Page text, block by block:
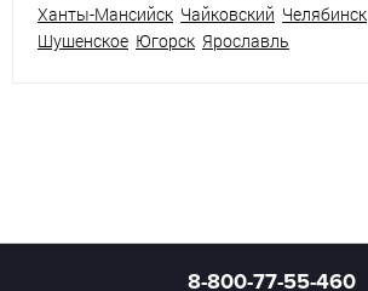
Ханты-Мансийск Чайковский Челябинск
Шушенское Югорск Ярославль
8-800-77-55-460